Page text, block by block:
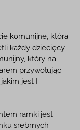
komunijne, która
każdy dziecięcy
który na
przywołując
jest I
ramki jest
srebrnych